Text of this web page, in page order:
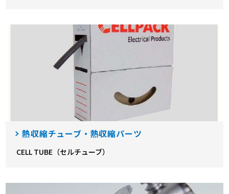
熱収縮チューブ・熱収縮パーツ
CELL TUBE（セルチューブ）